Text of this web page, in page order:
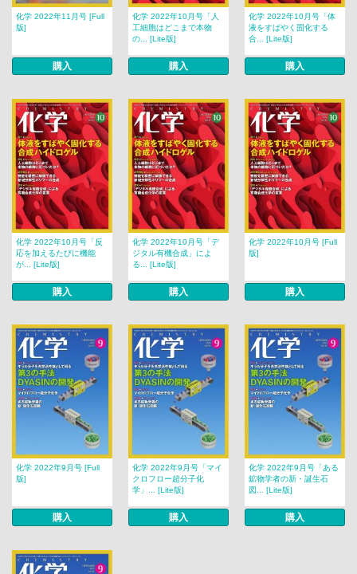
化学 2022年11月号 [Full
版]
購入
化学 2022年10月号「人
工細胞はどこまで本物
の... [Lite版]
購入
化学 2022年10月号「体
液をすばやく固化する
合... [Lite版]
購入
化学 2022年10月号「反
応を加えるたびに機能
が... [Lite版]
購入
化学 2022年10月号「デ
ジタル有機合成」によ
る... [Lite版]
購入
化学 2022年10月号 [Full
版]
購入
化学 2022年9月号 [Full
版]
購入
化学 2022年9月号「マイ
クロフロー超分子化
学」... [Lite版]
購入
化学 2022年9月号「ある
鉱物学者の新・誕生石
図... [Lite版]
購入